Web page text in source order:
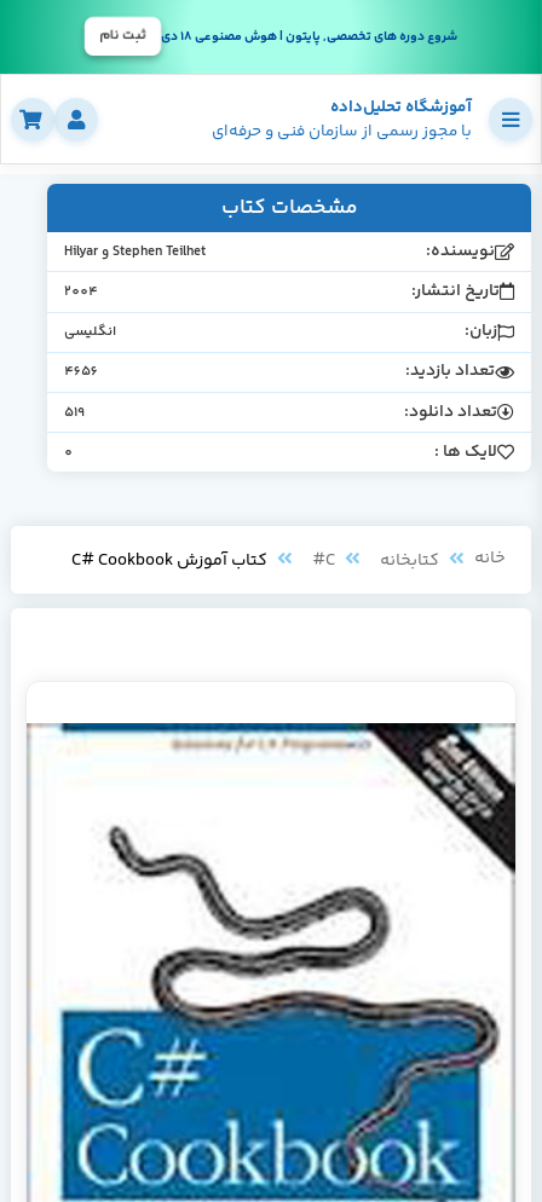
شروع دوره های تخصصی, پایتون | هوش مصنوعی 18 دی ثبت نام
آموزشگاه تحلیل‌داده
با مجوز رسمی از سازمان فنی و حرفه‌ای
مشخصات کتاب
نویسنده: Stephen Teilhet و Hilyar
تاریخ انتشار: 2004
زبان: انگلیسی
تعداد بازدید: 4656
تعداد دانلود: 519
لایک ها : 0
خانه کتابخانه C# کتاب آموزش C# Cookbook